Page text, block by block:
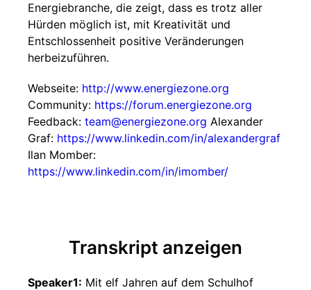
Energiebranche, die zeigt, dass es trotz aller
Hürden möglich ist, mit Kreativität und
Entschlossenheit positive Veränderungen
herbeizuführen.
Webseite: http://www.energiezone.org
Community: https://forum.energiezone.org
Feedback: team@energiezone.org Alexander
Graf: https://www.linkedin.com/in/alexandergraf
Ilan Momber:
https://www.linkedin.com/in/imomber/
Transkript anzeigen
Speaker1: Mit elf Jahren auf dem Schulhof